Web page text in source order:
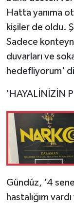
Hatta yanıma
kişiler de oldu.
Sadece
duvarları ve
hedefliyorum'
'HAYALİNİZİN
Gündüz, '4
hastalığım